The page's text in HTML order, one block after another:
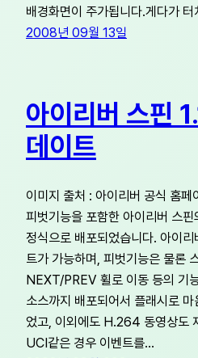
배경화면이 주가됩니다.게다가
2008년 09월 13일
아이리버 스핀
데이트
이미지 출처 : 아이리버 공식 홈
피벗기능을 포함한 아이리버 스
정식으로 배포되었습니다. 아이
트가 가능하며, 피벗기능은 물론
NEXT/PREV 휠로 이동 등의 기
소스까지 배포되어서 플래시로
었고, 이외에도 H.264 동영상도
UCI같은 경우 이벤트를…